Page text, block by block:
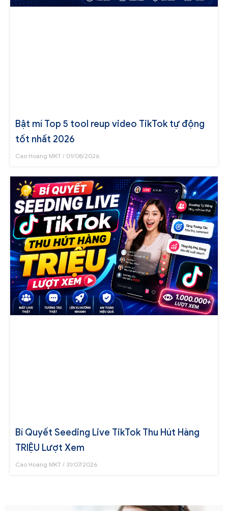
Bật mí Top 5 tool reup video TikTok tự động
tốt nhất 2026
Cao Hoàng MKT 01/08/2026
Bí Quyết Seeding Live TikTok Thu Hút Hàng
TRIỆU Lượt Xem
Cao Hoàng MKT 31/07/2026